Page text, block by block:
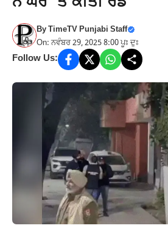
ByTimeTV Punjabi Staff
On: ਨਵੰਬਰ 29, 2025 8:00 ਪੂਃ ਦੁਃ
Follow Us: